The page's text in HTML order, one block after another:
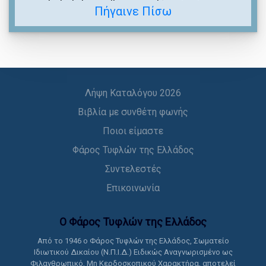
Πήγαινε Πίσω
Λήψη Καταλόγου 2026
Βιβλία με συνθέτη φωνής
Ποιοι είμαστε
Φάρος Τυφλών της Ελλάδος
Συντελεστές
Επικοινωνία
Ο Φάρος Τυφλών της Ελλάδoς
Από το 1946 ο Φάρος Τυφλών της Ελλάδος, Σωματείο
Ιδιωτικού Δικαίου (Ν.Π.Ι.Δ.) Ειδικώς Αναγνωρισμένο ως
Φιλανθρωπικό, Μη Κερδοσκοπικού Χαρακτήρα, αποτελεί